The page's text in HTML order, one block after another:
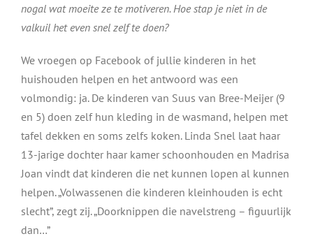
nogal wat moeite ze te motiveren. Hoe stap je niet in de
valkuil het even snel zelf te doen?
We vroegen op Facebook of jullie kinderen in het
huishouden helpen en het antwoord was een
volmondig: ja. De kinderen van Suus van Bree-Meijer (9
en 5) doen zelf hun kleding in de wasmand, helpen met
tafel dekken en soms zelfs koken. Linda Snel laat haar
13-jarige dochter haar kamer schoonhouden en Madrisa
Joan vindt dat kinderen die net kunnen lopen al kunnen
helpen. „Volwassenen die kinderen kleinhouden is echt
slecht”, zegt zij. „Doorknippen die navelstreng – figuurlijk
dan…”